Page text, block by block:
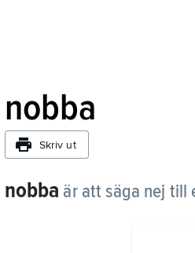
nobba
Skriv ut
nobba är att säga nej till